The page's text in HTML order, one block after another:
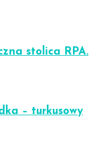
stolica RPA.
– turkusowy